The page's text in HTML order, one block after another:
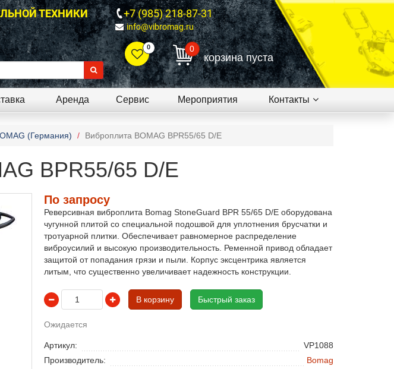
ТЕХНИКИ +7 (985) 218-87-31
info@vibromag.ru
0 0
корзина пуста
Аренда Сервис Мероприятия Контакты
(Германия) Виброплита BOMAG BPR55/65 D/E
BPR55/65 D/E
По запросу
Реверсивная виброплита Bomag StoneGuard BPR 55/65 D/E оборудована
чугунной плитой со специальной подошвой для уплотнения брусчатки и
тротуарной плитки. Обеспечивает равномерное распределение
виброусилий и высокую производительность. Ременной привод обладает
защитой от попадания грязи и пыли. Корпус эксцентрика является
литым, что существенно увеличивает надежность конструкции.
В корзину Быстрый заказ
Ожидается
Артикул:
VP1088
Производитель:
Bomag